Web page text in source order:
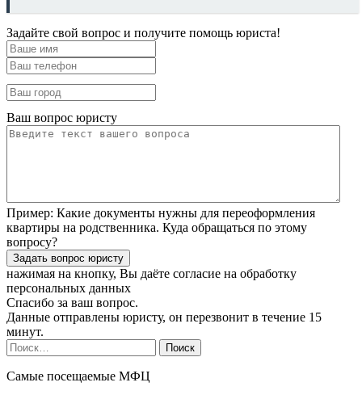
Задайте свой вопрос и получите помощь юриста!
Ваш вопрос юристу
Пример: Какие документы нужны для переоформления
квартиры на родственника. Куда обращаться по этому
вопросу?
нажимая на кнопку, Вы даёте согласие на обработку
персональных данных
Спасибо за ваш вопрос.
Данные отправлены юристу, он перезвонит в течение 15
минут.
Найти:
Самые посещаемые МФЦ